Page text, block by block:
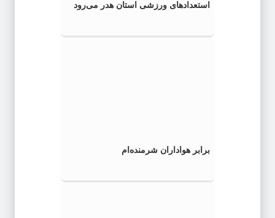
استعدادهای ورزشی استان هدر می‌رود
برابر هواداران شرمنده‌ام